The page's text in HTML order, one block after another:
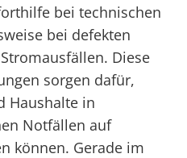
bei technischen
bei defekten
Diese
sorgen dafür,
Haushalte in
Notfällen auf
können. Gerade im